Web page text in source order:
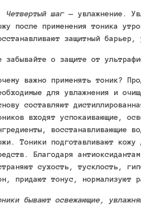
Четвертый шаг — увлажнение.
после применения тоника
защитный
забывайте о защите от
важно применять тоник?
для увлажнения и
составляют
входят успокаивающие,
восстанавливающие
Тоники подготавливают кожу
Благодаря
сухость, тусклость,
придают тонус, нормализуют
бывают освежающие,